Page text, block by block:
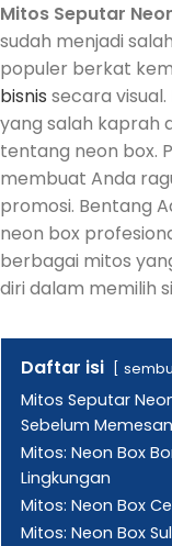
Mitos Seputar
sudah menjadi
populer berkat
bisnis secara
yang salah kaprah
tentang neon box.
membuat Anda
promosi. Bentang
neon box
berbagai mitos
diri dalam memilih
Daftar isi
Mitos Seputar
Sebelum Memesan
Mitos: Neon Box
Lingkungan
Mitos: Neon Box
Mitos: Neon Box